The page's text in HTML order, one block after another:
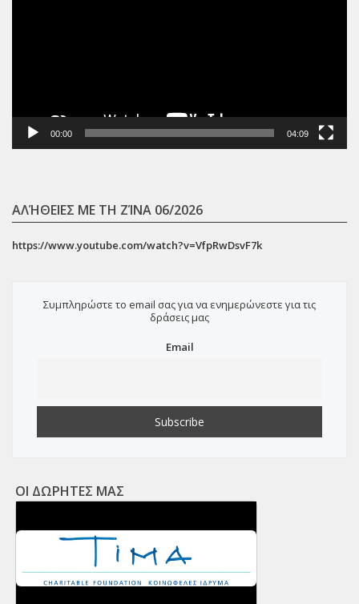
00:00 04:09
ΑΛΉΘΕΙΕΣ ΜΕ ΤΗ ΖΊΝΑ 06/2026
https://www.youtube.com/watch?v=VfpRwDsvF7k
Συμπληρώστε το email σας για να ενημερώνεστε για τις
δράσεις μας
Email
ΟΙ ΔΩΡΗΤΕΣ ΜΑΣ